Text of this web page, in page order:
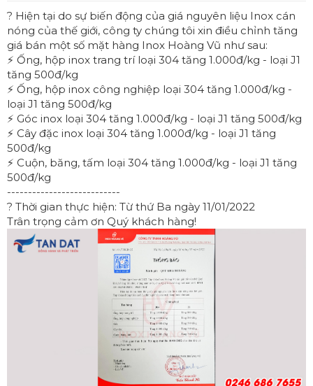
? Hiện tại do sự biến động của giá nguyên liệu Inox cán
nóng của thế giới, công ty chúng tôi xin điều chỉnh tăng
giá bán một số mặt hàng Inox Hoàng Vũ như sau:
⚡ Ống, hộp inox trang trí loại 304 tăng 1.000đ/kg - loại J1
tăng 500đ/kg
⚡ Ống, hộp inox công nghiệp loại 304 tăng 1.000đ/kg -
loại J1 tăng 500đ/kg
⚡ Góc inox loại 304 tăng 1.000đ/kg - loại J1 tăng 500đ/kg
⚡ Cây đặc inox loại 304 tăng 1.000đ/kg - loại J1 tăng
500đ/kg
⚡ Cuộn, băng, tấm loại 304 tăng 1.000đ/kg - loại J1 tăng
500đ/kg
---------------------------
? Thời gian thực hiện: Từ thứ Ba ngày 11/01/2022
Trân trọng cảm ơn Quý khách hàng!